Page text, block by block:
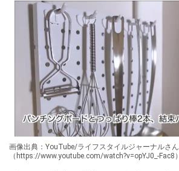
画像出典：YouTube/ライフスタイルジャーナルさん
（https://www.youtube.com/watch?v=opYJ0_-Fac8）